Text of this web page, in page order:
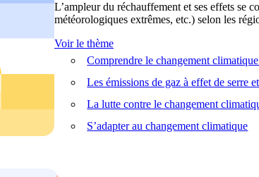
L’ampleur du réchauffement et ses effets se
météorologiques extrêmes, etc.) selon les
Voir le thème
Comprendre le changement climatique
Les émissions de gaz à effet de serre
La lutte contre le changement
S’adapter au changement climatique